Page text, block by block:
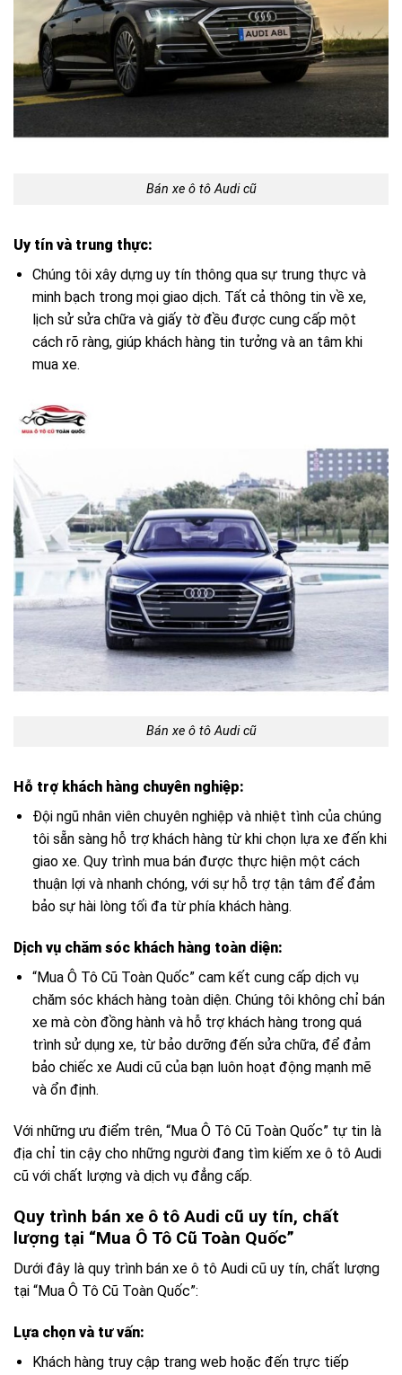
Bán xe ô tô Audi cũ
Uy tín và trung thực:
Chúng tôi xây dựng uy tín thông qua sự trung thực và
minh bạch trong mọi giao dịch. Tất cả thông tin về xe,
lịch sử sửa chữa và giấy tờ đều được cung cấp một
cách rõ ràng, giúp khách hàng tin tưởng và an tâm khi
mua xe.
Bán xe ô tô Audi cũ
Hỗ trợ khách hàng chuyên nghiệp:
Đội ngũ nhân viên chuyên nghiệp và nhiệt tình của chúng
tôi sẵn sàng hỗ trợ khách hàng từ khi chọn lựa xe đến khi
giao xe. Quy trình mua bán được thực hiện một cách
thuận lợi và nhanh chóng, với sự hỗ trợ tận tâm để đảm
bảo sự hài lòng tối đa từ phía khách hàng.
Dịch vụ chăm sóc khách hàng toàn diện:
“Mua Ô Tô Cũ Toàn Quốc” cam kết cung cấp dịch vụ
chăm sóc khách hàng toàn diện. Chúng tôi không chỉ bán
xe mà còn đồng hành và hỗ trợ khách hàng trong quá
trình sử dụng xe, từ bảo dưỡng đến sửa chữa, để đảm
bảo chiếc xe Audi cũ của bạn luôn hoạt động mạnh mẽ
và ổn định.
Với những ưu điểm trên, “Mua Ô Tô Cũ Toàn Quốc” tự tin là
địa chỉ tin cậy cho những người đang tìm kiếm xe ô tô Audi
cũ với chất lượng và dịch vụ đẳng cấp.
Quy trình bán xe ô tô Audi cũ uy tín, chất
lượng tại “Mua Ô Tô Cũ Toàn Quốc”
Dưới đây là quy trình bán xe ô tô Audi cũ uy tín, chất lượng
tại “Mua Ô Tô Cũ Toàn Quốc”:
Lựa chọn và tư vấn:
Khách hàng truy cập trang web hoặc đến trực tiếp